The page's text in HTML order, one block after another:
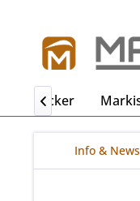
Becker

Info & News